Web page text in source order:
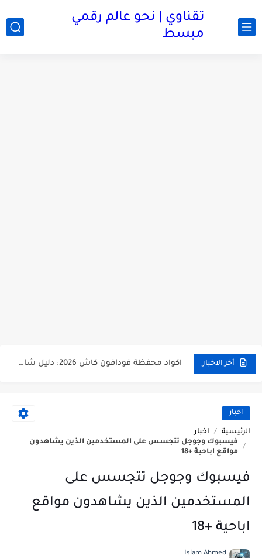
تقناوي | نحو عالم رقمي
مبسط
أخر الاخبار اكواد محفظة فودافون كاش 2026: دليل شامل من التفعيل حتى السحب من atm - تقناوي
تجربة شراء من موقع تيمو temu مصر - تقناوي اخبار
الرئيسية
اخبار
فيسبوك وجوجل تتجسس على المستخدمين الذين يشاهدون
مواقع اباحية +18
فيسبوك وجوجل تتجسس على
المستخدمين الذين يشاهدون مواقع
اباحية +18
Islam Ahmed